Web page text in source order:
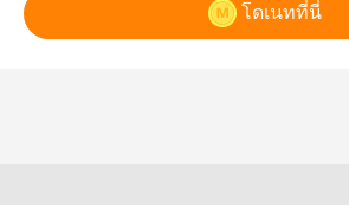
โดเนทที่นี่